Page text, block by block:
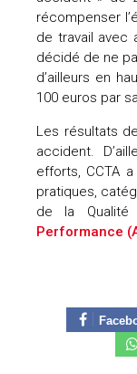
récompenser
de travail avec
décidé de ne
d’ailleurs en
100 euros par
Les résultats
accident.
efforts, CCTA
pratiques,
de la Qualité
Performance